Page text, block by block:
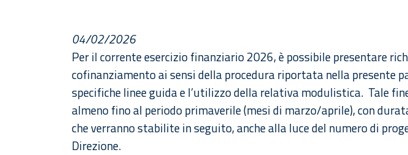
04/02/2026
Per il corrente esercizio finanziario 2026, è possibile presentare
cofinanziamento ai sensi della procedura riportata nella presente
specifiche linee guida e l’utilizzo della relativa modulistica. Tale
almeno fino al periodo primaverile (mesi di marzo/aprile), con
che verranno stabilite in seguito, anche alla luce del numero di
Direzione.